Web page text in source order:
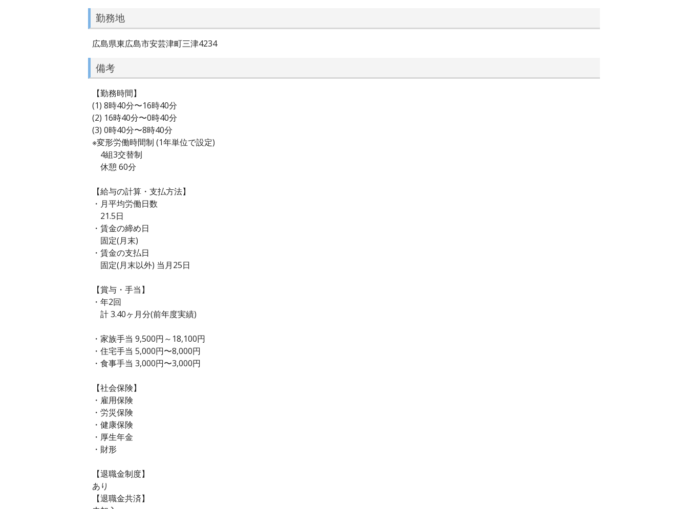
勤務地
広島県東広島市安芸津町三津4234
備考
【勤務時間】
(1) 8時40分〜16時40分
(2) 16時40分〜0時40分
(3) 0時40分〜8時40分
※変形労働時間制 (1年単位で設定)
4組3交替制
休憩 60分
【給与の計算・支払方法】
・月平均労働日数
21.5日
・賃金の締め日
固定(月末)
・賃金の支払日
固定(月末以外) 当月25日
【賞与・手当】
・年2回
計 3.40ヶ月分(前年度実績)
・家族手当 9,500円～18,100円
・住宅手当 5,000円〜8,000円
・食事手当 3,000円〜3,000円
【社会保険】
・雇用保険
・労災保険
・健康保険
・厚生年金
・財形
【退職金制度】
あり
【退職金共済】